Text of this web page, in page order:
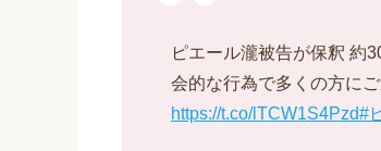
ピエール瀧被告が保釈 約
会的な行為で多くの方に
https://t.co/lTCW1S4Pzd#